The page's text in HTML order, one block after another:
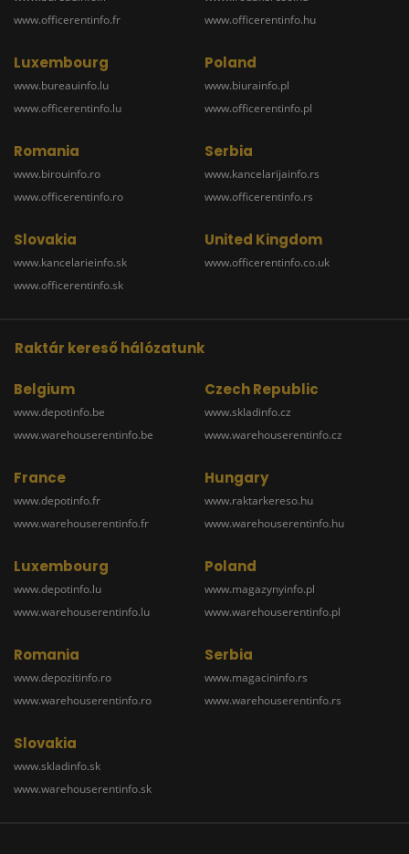
www.officerentinfo.fr
www.officerentinfo.hu
Luxembourg
www.bureauinfo.lu
www.officerentinfo.lu
Poland
www.biurainfo.pl
www.officerentinfo.pl
Romania
www.birouinfo.ro
www.officerentinfo.ro
Serbia
www.kancelarijainfo.rs
www.officerentinfo.rs
Slovakia
www.kancelarieinfo.sk
www.officerentinfo.sk
United Kingdom
www.officerentinfo.co.uk
Raktár kereső hálózatunk
Belgium
www.depotinfo.be
www.warehouserentinfo.be
Czech Republic
www.skladinfo.cz
www.warehouserentinfo.cz
France
www.depotinfo.fr
www.warehouserentinfo.fr
Hungary
www.raktarkereso.hu
www.warehouserentinfo.hu
Luxembourg
www.depotinfo.lu
www.warehouserentinfo.lu
Poland
www.magazynyinfo.pl
www.warehouserentinfo.pl
Romania
www.depozitinfo.ro
www.warehouserentinfo.ro
Serbia
www.magacininfo.rs
www.warehouserentinfo.rs
Slovakia
www.skladinfo.sk
www.warehouserentinfo.sk